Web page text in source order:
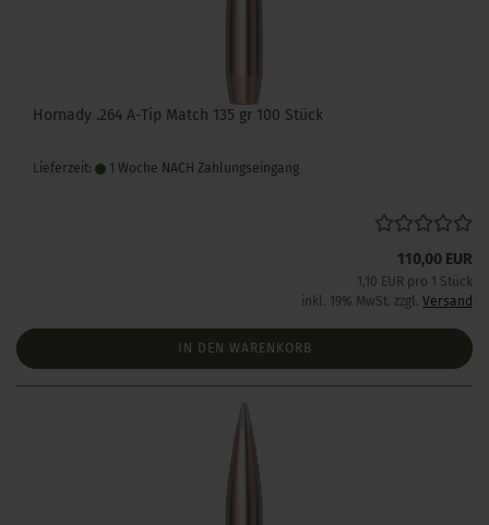
Hornady .264 A-Tip Match 135 gr 100 Stück
Lieferzeit: 1 Woche NACH Zahlungseingang
110,00 EUR
1,10 EUR pro 1 Stück
inkl. 19% MwSt. zzgl. Versand
IN DEN WARENKORB